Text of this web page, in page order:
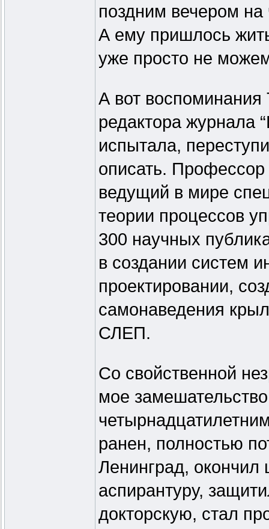
поздним вечером
А ему пришлось
уже просто не
А вот воспоминания
редактора журнала
испытала,
описать.
ведущий в мире
теории процессов
300 научных
в создании систем
проектировании,
самонаведения
СЛЕП.
Со свойственной
мое
ранен, полностью
Ленинград, окончил
аспирантуру,
докторскую, стал